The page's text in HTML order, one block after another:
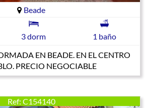
Beade
3 dorm
1 baño
EN BEADE. EN EL CENTRO
PRECIO NEGOCIABLE
Ref: C154140